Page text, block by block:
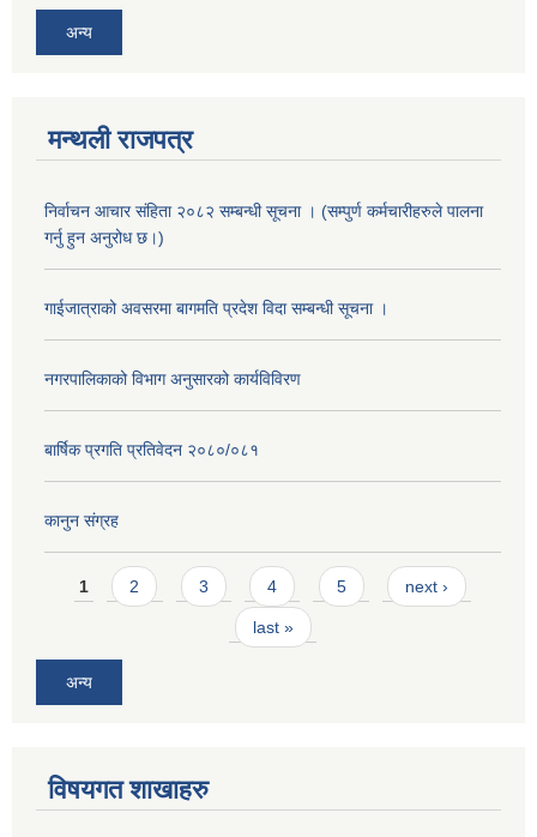
अन्य
मन्थली राजपत्र
निर्वाचन आचार संहिता २०८२ सम्बन्धी सूचना । (सम्पुर्ण कर्मचारीहरुले पालना
गर्नु हुन अनुरोध छ।)
गाईजात्राको अवसरमा बागमति प्रदेश विदा सम्बन्धी सूचना ।
नगरपालिकाको विभाग अनुसारको कार्यविविरण
बार्षिक प्रगति प्रतिवेदन २०८०/०८१
कानुन संग्रह
Pages
1 2 3 4 5 next ›
last »
अन्य
विषयगत शाखाहरु